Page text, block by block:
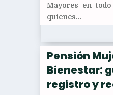
Mayores en
quienes...
Pensión
Bienestar:
registro y